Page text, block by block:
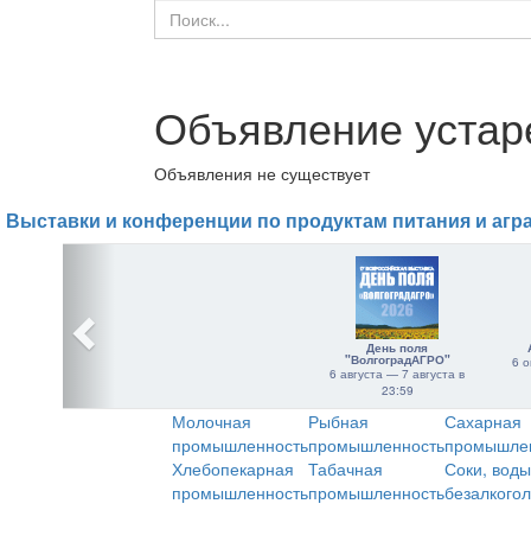
Объявление
Объявления не существует
Выставки и конференции по продуктам питания и
День поля
"ВолгоградАГРО"
6 августа — 7 августа в
23:59
6
Молочная
промышленность
Рыбная
промышленность
Сахарная
Хлебопекарная
промышленность
Табачная
промышленность
Соки,